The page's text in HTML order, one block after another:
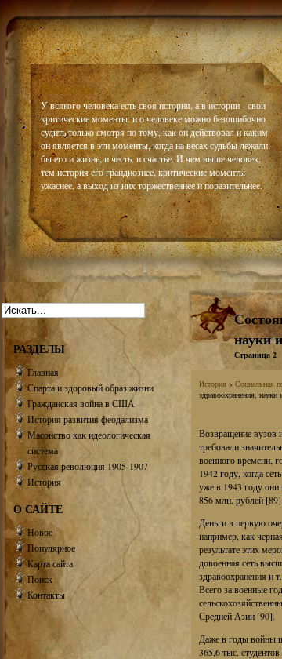
Historiar
У всякого человека есть своя история, а в истории - свои
критические моменты: и о человеке можно безошибочно
судить только смотря по тому, как он действовал и каким
он является в эти моменты, когда на весах судьбы лежали
бы его и жизнь, и честь, и счастье. И чем выше человек,
тем история его грандиознее, критические моменты
ужаснее, а выход из них торжественнее и поразительнее.
науки
Страница 2
История » Социальная
здравоохранения, науки
Возвращение вузов
требовали
военного времени,
1942 году, когда
уже в 1943 году они
856 млн. рублей [89].
Деньги в первую
например, как
результате этих
довоенная сеть
здравоохранения и
Всего за военные
Средней Азии [90].
Даже в годы войны
365,6 тыс.
РАЗДЕЛЫ
Главная
Спарта и здоровый образ жизни
Гражданская война в США
История развития феодализма
Масонство как идеологическая
система
Русская революция 1905-1907
История
О САЙТЕ
Новое
Популярное
Карта сайта
Поиск
Контакты